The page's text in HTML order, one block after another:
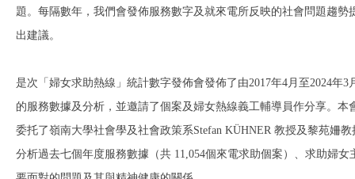
題。每隔數年，我們會發佈服務數字及就來電所反映的社會問題趨勢
出建議。
是次「婦女求助熱線」統計數字發佈會發佈了由2017年4月至2024年3
的服務數據及分析，並邀請了個案及婦女熱線義工輔導員作分享。本
委托了嶺南大學社會學及社會政策系Stefan KÜHNER 教授及黎苑姍教
分析過去七個年度服務數據（共 11,054個來電求助個案）、求助婦女